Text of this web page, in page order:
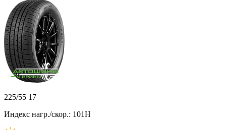
225/55 17
Индекс нагр./скор.: 101H